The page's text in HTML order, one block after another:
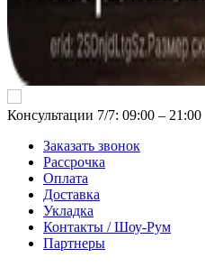
Консультации 7/7: 09:00 ‒ 21:00
Заказать звонок
Рассрочка
Оплата
Доставка
Укладка
Контакты / Шоу-Рум
Партнеры